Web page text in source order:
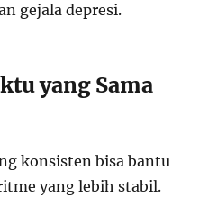
gejala depresi.
yang Sama
konsisten bisa bantu
yang lebih stabil.